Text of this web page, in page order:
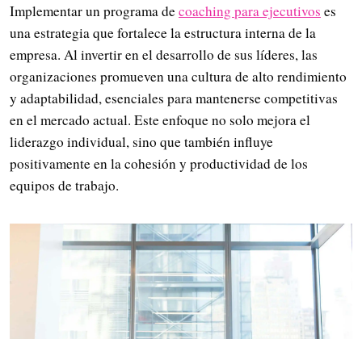
Implementar un programa decoaching para ejecutivos es
una estrategia que fortalece la estructura interna de la
empresa. Al invertir en el desarrollo de sus líderes, las
organizaciones promueven una cultura de alto rendimiento
y adaptabilidad, esenciales para mantenerse competitivas
en el mercado actual. Este enfoque no solo mejora el
liderazgo individual, sino que también influye
positivamente en la cohesión y productividad de los
equipos de trabajo.